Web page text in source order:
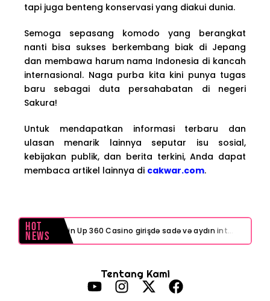
tapi juga benteng konservasi yang diakui dunia.
Semoga sepasang komodo yang berangkat
nanti bisa sukses berkembang biak di Jepang
dan membawa harum nama Indonesia di kancah
internasional. Naga purba kita kini punya tugas
baru sebagai duta persahabatan di negeri
Sakura!
Untuk mendapatkan informasi terbaru dan
ulasan menarik lainnya seputar isu sosial,
kebijakan publik, dan berita terkini, Anda dapat
membaca artikel lainnya di cakwar.com.
Hot
News Pin Up 360 Casino girişdə sadə və aydın interfeys necə işinizi asanlaşdırır
Tentang Kami